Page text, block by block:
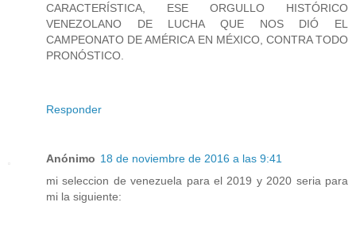
CARACTERÍSTICA, ESE ORGULLO HISTÓRICO
VENEZOLANO DE LUCHA QUE NOS DIÓ EL
CAMPEONATO DE AMÉRICA EN MÉXICO, CONTRA TODO
PRONÓSTICO.
Responder
Anónimo 18 de noviembre de 2016 a las 9:41
mi seleccion de venezuela para el 2019 y 2020 seria para
mi la siguiente: